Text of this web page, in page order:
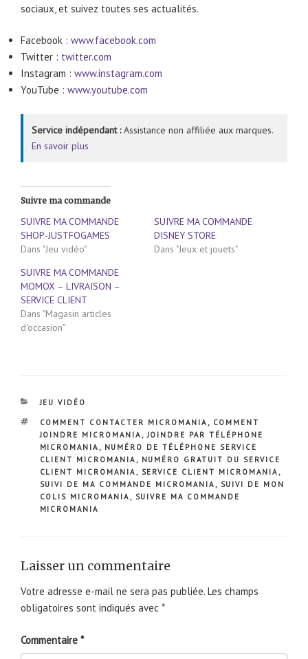
sociaux, et suivez toutes ses actualités.
Facebook : www.facebook.com
Twitter : twitter.com
Instagram : www.instagram.com
YouTube : www.youtube.com
Service indépendant :Assistance non affiliée aux marques.
En savoir plus
Suivre ma commande
SUIVRE MA COMMANDE
SHOP-JUSTFOGAMES
Dans "Jeu vidéo"
SUIVRE MA COMMANDE
DISNEY STORE
Dans "Jeux et jouets"
SUIVRE MA COMMANDE
MOMOX – LIVRAISON –
SERVICE CLIENT
Dans "Magasin articles
d'occasion"
CATÉGORIES
JEU VIDÉO
ÉTIQUETTES
COMMENT CONTACTER MICROMANIA, COMMENT
JOINDRE MICROMANIA,JOINDRE PAR TÉLÉPHONE
MICROMANIA, NUMÉRO DE TÉLÉPHONE SERVICE
CLIENT MICROMANIA, NUMÉRO GRATUIT DU SERVICE
CLIENT MICROMANIA, SERVICE CLIENT MICROMANIA,
SUIVI DE MA COMMANDE MICROMANIA, SUIVI DE MON
COLIS MICROMANIA, SUIVRE MA COMMANDE
MICROMANIA
Laisser un commentaire
Votre adresse e-mail ne sera pas publiée. Les champs
obligatoires sont indiqués avec *
Commentaire *